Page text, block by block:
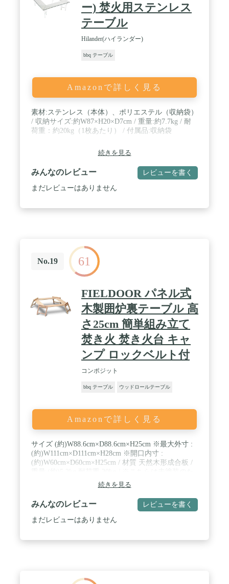
ー) 焚火用ステンレス
テーブル
Hilander(ハイランダー)
bbq テーブル
Amazonで詳しく見る
素材:ステンレス（本体）、ポリエステル（収納袋）
/ 収納サイズ:約W87×H20×D7cm / 重量:約7.7kg / 耐
荷重：約20kg（1枚あたり） / 付属品:収納袋
続きを見る
みんなのレビュー レビューを書く
まだレビューはありません
No.19 61
FIELDOOR パネル式
木製囲炉裏テーブル 高
さ25cm 簡単組み立て
焚き火 焚き火台 キャ
ンプ ロックベルト付
コンポジット
bbq テーブル ウッドロールテーブル
Amazonで詳しく見る
サイズ (約)W88.6cm×D88.6cm×H25cm ※最大外寸 :
(約)W111cm×D111cm×H28cm ※開口内寸 :
(約)W60cm×D60cm×H25cm / 材質 天然木形成合板 /
め防水加工が施されておりません。 雨に濡れた場合
はよく拭いて、パーツをバラして十分に乾かしてく
ださい。 ※塗装後の返品はできませんので、ご了承
ください。 / ※商品は、モニターによって色合いが
異なって見える場合があります。 ※仕様・デザイン
続きを見る
みんなのレビュー レビューを書く
まだレビューはありません